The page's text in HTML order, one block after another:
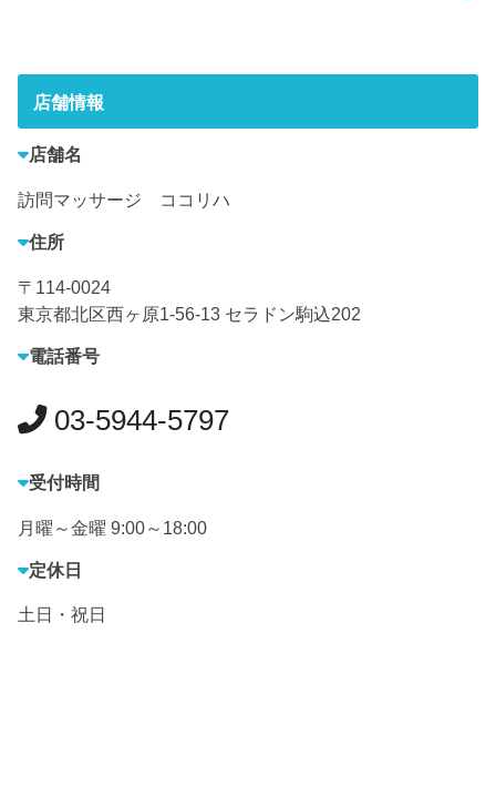
店舗情報
店舗名
訪問マッサージ ココリハ
住所
〒114-0024
東京都北区西ヶ原1-56-13 セラドン駒込202
電話番号
03-5944-5797
受付時間
月曜～金曜 9:00～18:00
定休日
土日・祝日